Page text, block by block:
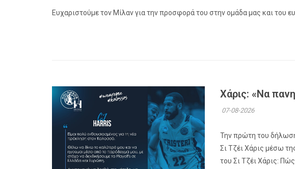
Ευχαριστούμε τον Μίλαν για την προσφορά του στην ομάδα μας και του
Χάρις: «Να
07-08-2026
Την πρώτη του
Σι Τζέι Χάρις μέσω
του Σι Τζέι Χάρις: